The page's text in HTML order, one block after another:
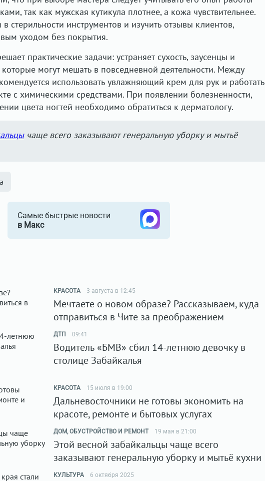
так как мужская кутикула плотнее, а кожа чувствительнее.
стерильности инструментов и изучить отзывы клиентов,
уходом без покрытия.
практические задачи: устраняет сухость, заусенцы и
могут мешать в повседневной деятельности. Между
использовать увлажняющий крем для рук и работать
с химическими средствами. При появлении болезненности,
цвета ногтей необходимо обратиться к дерматологу.
чаще всего заказывают генеральную уборку и мытьё
Самые быстрые новости
в Макс
КРАСОТА 3 августа в 12:45
Мечтаете о новом образе? Рассказываем, куда
отправиться в Чите за преображением
ДТП 09:41
Водитель «БМВ» сбил 14-летнюю девочку в
столице Забайкалья
КРАСОТА 15 июля в 19:00
Дальневосточники не готовы экономить на
красоте, ремонте и бытовых услугах
ДОМ, ОБУСТРОЙСТВО И РЕМОНТ 19 мая в 21:00
Этой весной забайкальцы чаще всего
заказывают генеральную уборку и мытьё кухни
КУЛЬТУРА 6 октября 2025